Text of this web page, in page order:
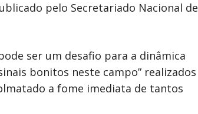
pelo Secretariado Nacional de
ser um desafio para a dinâmica
bonitos neste campo” realizados
a fome imediata de tantos